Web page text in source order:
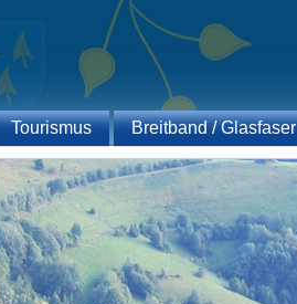
Tourismus Breitband / Glasfaser